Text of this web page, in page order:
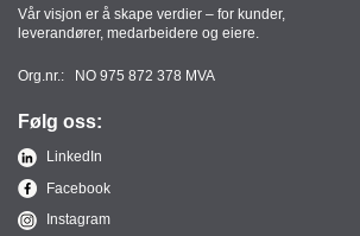
Vår visjon er å skape verdier – for kunder,
leverandører, medarbeidere og eiere.
Org.nr.: NO 975 872 378 MVA
Følg oss:
LinkedIn
Facebook
Instagram